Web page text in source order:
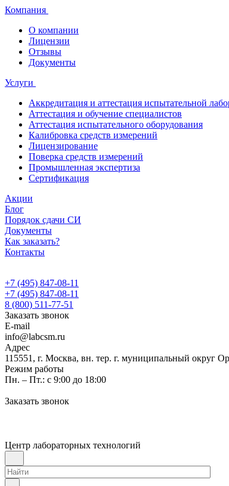
Компания
О компании
Лицензии
Отзывы
Документы
Услуги
Аккредитация и аттестация испытательной
Аттестация и обучение специалистов
Аттестация испытательного оборудования
Калибровка средств измерений
Лицензирование
Поверка средств измерений
Промышленная экспертиза
Сертификация
Акции
Блог
Порядок сдачи СИ
Документы
Как заказать?
Контакты
+7 (495) 847-08-11
+7 (495) 847-08-11
8 (800) 511-77-51
Заказать звонок
E-mail
info@labcsm.ru
Адрес
115551, г. Москва, вн. тер. г. муниципальный округ
Режим работы
Пн. – Пт.: с 9:00 до 18:00
Заказать звонок
Центр лабораторных технологий